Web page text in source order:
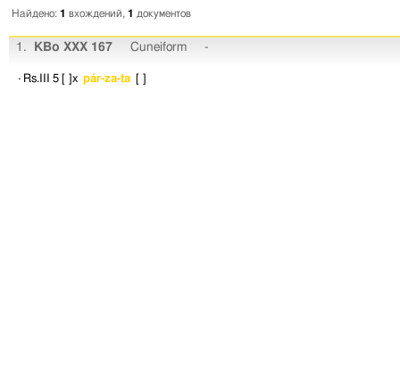
Найдено: 1 вхождений, 1 документов
1. KBo XXX 167 Cuneiform -
· Rs.III 5 [ ]x pár-za-ta [ ]